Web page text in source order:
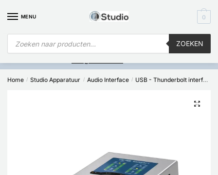
MENU
ZOEKEN
0
uw computer al over op Windows 11? Heeft u vragen stuur een
Home / Studio Apparatuur / Audio Interface / USB - Thunderbolt interfaces
🔍